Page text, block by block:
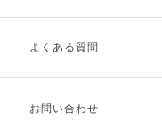
ご利用ガイドトップ
お支払方法
よくある質問
お問い合わせ